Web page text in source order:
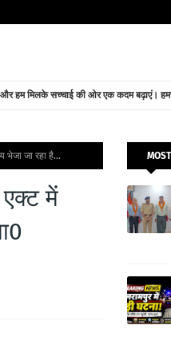
और हम मिलके सच्चाई की ओर एक कदम बढ़ाएं।
भेजा जा रहा है...
एक्ट में